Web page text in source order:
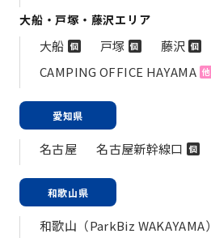
大船・戸塚・藤沢エリア
大船 個 戸塚 個 藤沢 個
CAMPING OFFICE HAYAMA 他
愛知県
名古屋 名古屋新幹線口 個
和歌山県
和歌山（ParkBiz WAKAYAMA）